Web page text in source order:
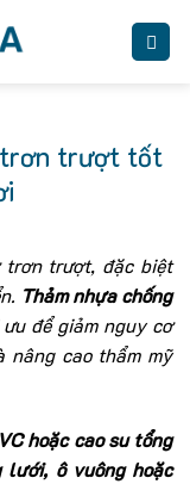
trơn trượt tốt
trơn trượt, đặc biệt
Thảm nhựa chống
để giảm nguy cơ
nâng cao thẩm mỹ
hoặc cao su tổng
lưới, ô vuông hoặc